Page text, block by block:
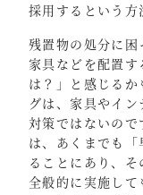
採用するという方
残置物の処分に
家具などを配置
は？」と感じる
グは、家具やイ
対策ではないの
は、あくまでも
ることにあり、そ
全般的に実施して